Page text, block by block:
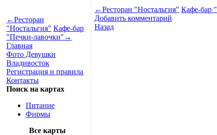
←Ресторан
"Ностальгия" Кафе-бар
"Печки-лавочки" →
Главная
Фото Девушки
Владивосток
Регистрация и правила
Контакты
Поиск на картах
Питание
Фирмы
Все карты
←Ресторан "Ностальгия" Кафе-бар
Добавить комментарий
Назад